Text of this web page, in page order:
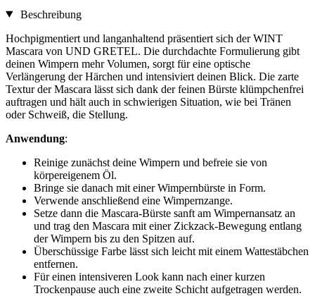
Beschreibung
Hochpigmentiert und langanhaltend präsentiert sich der WINT
Mascara von UND GRETEL. Die durchdachte Formulierung gibt
deinen Wimpern mehr Volumen, sorgt für eine optische
Verlängerung der Härchen und intensiviert deinen Blick. Die zarte
Textur der Mascara lässt sich dank der feinen Bürste klümpchenfrei
auftragen und hält auch in schwierigen Situation, wie bei Tränen
oder Schweiß, die Stellung.
Anwendung:
Reinige zunächst deine Wimpern und befreie sie von
körpereigenem Öl.
Bringe sie danach mit einer Wimpernbürste in Form.
Verwende anschließend eine Wimpernzange.
Setze dann die Mascara-Bürste sanft am Wimpernansatz an
und trag den Mascara mit einer Zickzack-Bewegung entlang
der Wimpern bis zu den Spitzen auf.
Überschüssige Farbe lässt sich leicht mit einem Wattestäbchen
entfernen.
Für einen intensiveren Look kann nach einer kurzen
Trockenpause auch eine zweite Schicht aufgetragen werden.